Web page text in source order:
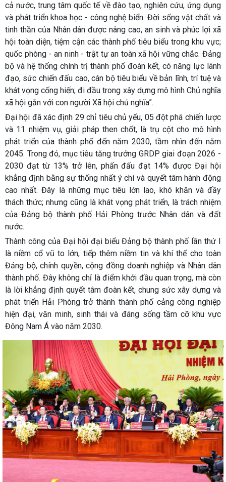
cả nước, trung tâm quốc tế về đào tạo, nghiên cứu, ứng dụng
và phát triển khoa học - công nghệ biển. Đời sống vật chất và
tinh thần của Nhân dân được nâng cao, an sinh và phúc lợi xã
hội toàn diện, tiệm cận các thành phố tiêu biểu trong khu vực;
quốc phòng - an ninh - trật tự an toàn xã hội vững chắc. Đảng
bộ và hệ thống chính trị thành phố đoàn kết, có năng lực lãnh
đạo, sức chiến đấu cao, cán bộ tiêu biểu về bản lĩnh, trí tuệ và
khát vọng cống hiến; đi đầu trong xây dựng mô hình Chủ nghĩa
xã hội gắn với con người Xã hội chủ nghĩa”.
Đại hội đã xác định 29 chỉ tiêu chủ yếu, 05 đột phá chiến lược
và 11 nhiệm vụ, giải pháp then chốt, là trụ cột cho mô hình
phát triển của thành phố đến năm 2030, tầm nhìn đến năm
2045. Trong đó, mục tiêu tăng trưởng GRDP giai đoạn 2026 -
2030 đạt từ 13% trở lên, phấn đấu đạt 14% được Đại hội
khẳng định bằng sự thống nhất ý chí và quyết tâm hành động
cao nhất. Đây là những mục tiêu lớn lao, khó khăn và đầy
thách thức; nhưng cũng là khát vọng phát triển, là trách nhiệm
của Đảng bộ thành phố Hải Phòng trước Nhân dân và đất
nước.
Thành công của Đại hội đại biểu Đảng bộ thành phố lần thứ I
là niềm cổ vũ to lớn, tiếp thêm niềm tin và khí thế cho toàn
Đảng bộ, chính quyền, cộng đồng doanh nghiệp và Nhân dân
thành phố. Đây không chỉ là điểm khởi đầu quan trọng, mà còn
là lời khẳng định quyết tâm đoàn kết, chung sức xây dựng và
phát triển Hải Phòng trở thành thành phố cảng công nghiệp
hiện đại, văn minh, sinh thái và đáng sống tầm cỡ khu vực
Đông Nam Á vào năm 2030.